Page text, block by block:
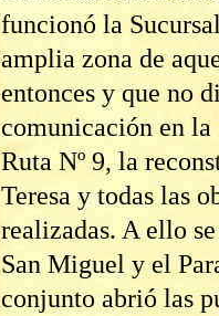
funcionó la
amplia zona de
entonces y que no
comunicación en la
Ruta Nº 9, la
Teresa y todas las
realizadas. A ello
San Miguel y el
conjunto abrió las